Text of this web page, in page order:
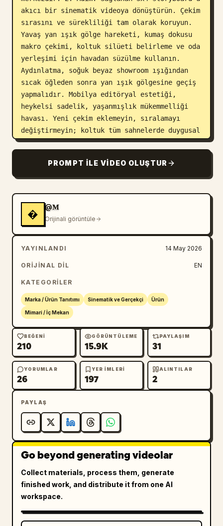
akıcı bir sinematik videoya dönüştürün. Çekim
sırasını ve sürekliliği tam olarak koruyun.
Yavaş yan ışık gölge hareketi, kumaş dokusu
makro çekimi, koltuk silüeti belirleme ve oda
yerleşimi için havadan süzülme kullanın.
Aydınlatma, soğuk beyaz showroom ışığından
sıcak öğleden sonra yan ışık gölgesine geçiş
yapmalıdır. Mobilya editöryal estetiği,
heykelsi sadelik, yaşanmışlık mükemmelliği
havası. Yeni çekim eklemeyin, sıralamayı
değiştirmeyin; koltuk tüm sahnelerde duygusal
odak noktası olarak kalmalıdır.
PROMPT ILE VIDEO OLUŞTUR
�
@𝐌
Orijinali görüntüle
YAYINLANDI 14 May 2026
ORIJINAL DIL EN
KATEGORILER
Marka / Ürün Tanıtımı Sinematik ve Gerçekçi Ürün
Mimari / İç Mekan
BEĞENI
210
GÖRÜNTÜLEME
15.9K
PAYLAŞIM
31
YORUMLAR
26
YER IMLERI
197
ALINTILAR
2
PAYLAŞ
Go beyond generating videolar
Collect materials, process them, generate
finished work, and distribute it from one AI
workspace.